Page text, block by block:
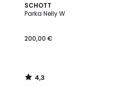
SCHOTT
Parka Nelly W
200,00 €
4,3
/ 5
4,3
/